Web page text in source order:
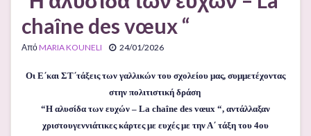
chaîne des vœux “
ΑπόMARIA KOUNELI 24/01/2026
Οι Ε΄και ΣΤ΄τάξεις των γαλλικών του σχολείου μας, συμμετέχοντας
στην πολιτιστική δράση
“Η αλυσίδα των ευχών – La chaîne des vœux “, αντάλλαξαν
χριστουγεννιάτικες κάρτες με ευχές με την Α΄ τάξη του 4ου